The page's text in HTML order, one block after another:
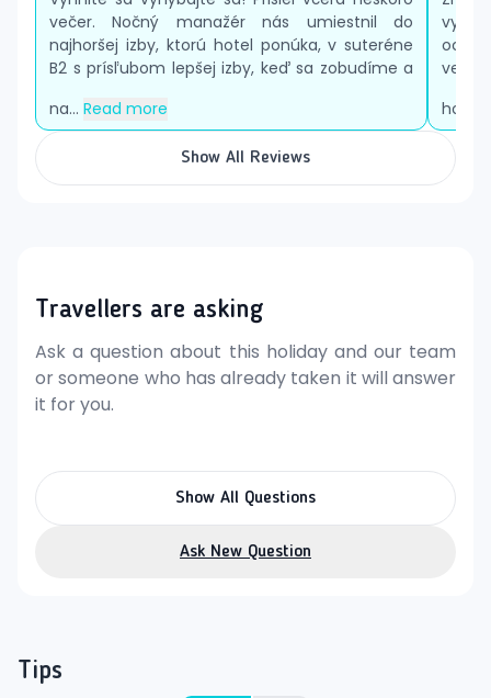
večer. Nočný manažér nás umiestnil do
najhoršej izby, ktorú hotel ponúka, v suteréne
B2 s prísľubom lepšej izby, keď sa zobudíme a
na... Read more
Show All Reviews
Travellers are asking
Ask a question about this holiday and our team
or someone who has already taken it will answer
it for you.
Show All Questions
Ask New Question
Tips